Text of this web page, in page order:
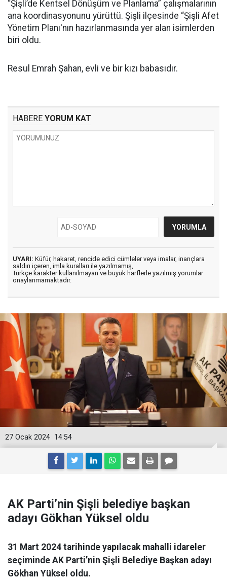
“Şişli’de Kentsel Dönüşüm ve Planlama” çalışmalarının
ana koordinasyonunu yürüttü. Şişli ilçesinde “Şişli Afet
Yönetim Planı'nın hazırlanmasında yer alan isimlerden
biri oldu.
Resul Emrah Şahan, evli ve bir kızı babasıdır.
HABERE YORUM KAT
UYARI: Küfür, hakaret, rencide edici cümleler veya imalar, inançlara
saldırı içeren, imla kuralları ile yazılmamış,
Türkçe karakter kullanılmayan ve büyük harflerle yazılmış yorumlar
onaylanmamaktadır.
14:54
27 Ocak 2024
AK Parti’nin Şişli belediye başkan
adayı Gökhan Yüksel oldu
31 Mart 2024 tarihinde yapılacak mahalli idareler
seçiminde AK Parti’nin Şişli Belediye Başkan adayı
Gökhan Yüksel oldu.